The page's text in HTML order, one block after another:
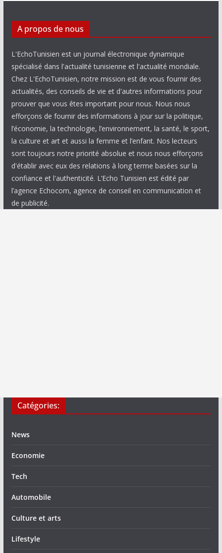
A propos de nous
L'EchoTunisien est un journal électronique dynamique
spécialisé dans l'actualité tunisienne et l'actualité mondiale.
Chez L'EchoTunisien, notre mission est de vous fournir des
actualités, des conseils de vie et d'autres informations pour
prouver que vous êtes important pour nous. Nous nous
efforçons de fournir des informations à jour sur la politique,
l’économie, la technologie, l’environnement, la santé, le sport,
la culture et art et aussi la femme et l’enfant. Nos lecteurs
sont toujours notre priorité absolue et nous nous efforçons
d'établir avec eux des relations à long terme basées sur la
confiance et l'authenticité. L’Echo Tunisien est édité par
l’agence Echocom, agence de conseil en communication et
de publicité.
Catégories:
News
Economie
Tech
Automobile
Culture et arts
Lifestyle